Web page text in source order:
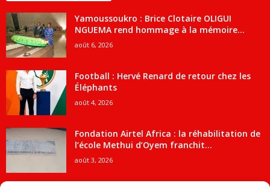
Yamoussoukro : Brice Clotaire OLIGUI
NGUEMA rend hommage à la mémoire...
août 6, 2026
Football : Hervé Renard de retour chez les
Éléphants
août 4, 2026
Fondation Airtel Africa : la réhabilitation de
l’école Methui d’Oyem franchit...
août 3, 2026